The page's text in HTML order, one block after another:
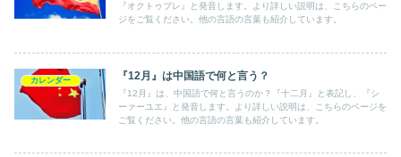
『オクトゥブレ』と発音します。より詳しい説明は、こちらのペー
ジをご覧ください。他の言語の言葉も紹介しています。
カレンダー 『12月』は中国語で何と言う？
『12月』は、中国語で何と言うのか？『十二月』と表記し、『シ
ーァーユエ』と発音します。より詳しい説明は、こちらのページを
ご覧ください。他の言語の言葉も紹介しています。